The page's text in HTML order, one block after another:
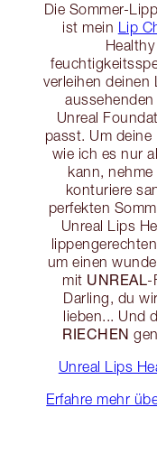
Die Sommer-
ist mein
Lip
verleihen deinen
Unreal
passt. Um
wie ich es nur
kann,
konturiere
perfekten
Unreal Lips
um einen
mit UNREAL-
Darling, du
lieben... Und
RIECHEN
Unreal Lips
Erfahre mehr